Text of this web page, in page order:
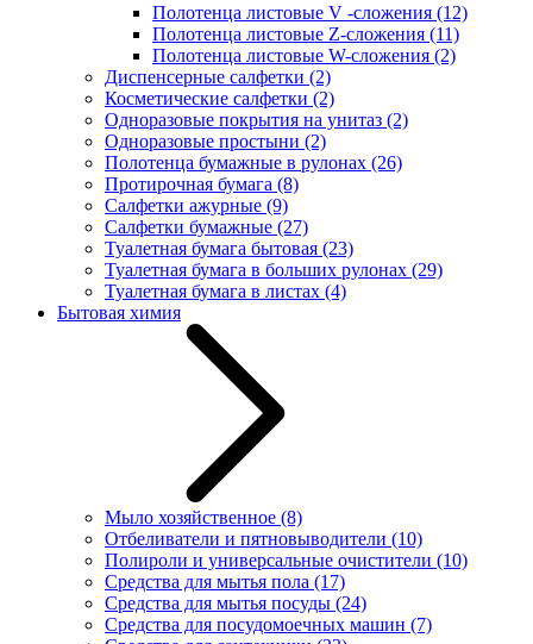
Полотенца листовые V -сложения (12)
Полотенца листовые Z-сложения (11)
Полотенца листовые W-сложения (2)
Диспенсерные салфетки (2)
Косметические салфетки (2)
Одноразовые покрытия на унитаз (2)
Одноразовые простыни (2)
Полотенца бумажные в рулонах (26)
Протирочная бумага (8)
Салфетки ажурные (9)
Салфетки бумажные (27)
Туалетная бумага бытовая (23)
Туалетная бумага в больших рулонах (29)
Туалетная бумага в листах (4)
Бытовая химия
Мыло хозяйственное (8)
Отбеливатели и пятновыводители (10)
Полироли и универсальные очистители (10)
Средства для мытья пола (17)
Средства для мытья посуды (24)
Средства для посудомоечных машин (7)